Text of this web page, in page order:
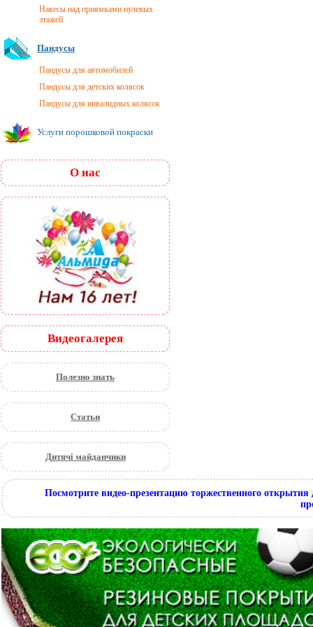
Навесы над приямками нулевых
этажей
Пандусы
Пандусы для автомобилей
Пандусы для детских колясок
Пандусы для инвалидных колясок
Услуги порошковой покраски
О нас
Видеогалерея
Полезно знать
Статьи
Дитячі майданчики
Посмотрите видео-презентацию торжественного